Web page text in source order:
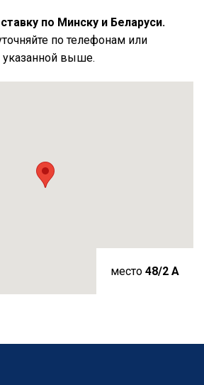
по Минску и Беларуси.
по телефонам или
указанной выше.
место 48/2 A